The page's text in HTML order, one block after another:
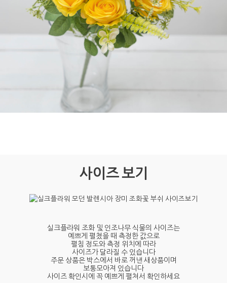
사이즈 보기
실크플라워 조화 및 인조나무 식물의 사이즈는
예쁘게 펼쳤을 때 측정한 값으로
펼침 정도와 측정 위치에 따라
사이즈가 달라질 수 있습니다
주문 상품은 박스에서 바로 꺼낸 새상품이며
보통모아져 있습니다
사이즈 확인시에 꼭 예쁘게 펼쳐서 확인하세요